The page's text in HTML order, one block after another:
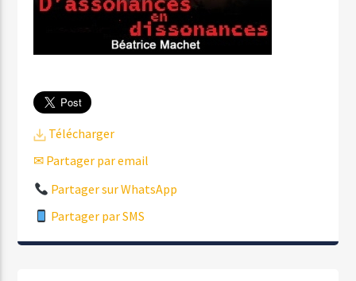
Télécharger
✉ Partager par email
Partager sur WhatsApp
Partager par SMS